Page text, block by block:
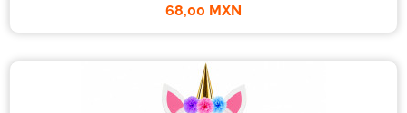
68,00 MXN